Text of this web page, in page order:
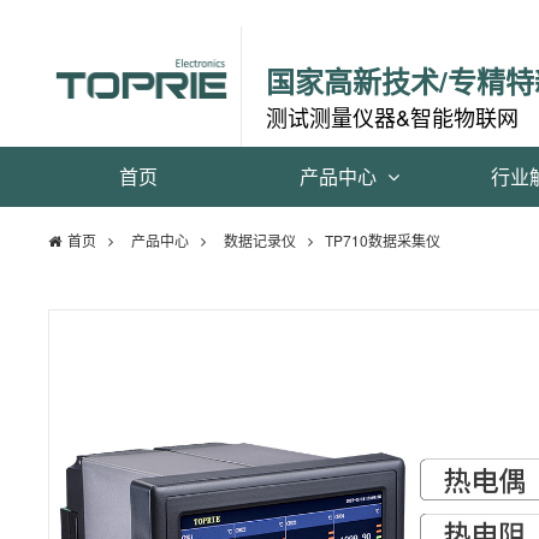
国家高新技术/专精
测试测量仪器&智能物联网
首页 产品中心 行业
首页 产品中心 数据记录仪 TP710数据采集仪